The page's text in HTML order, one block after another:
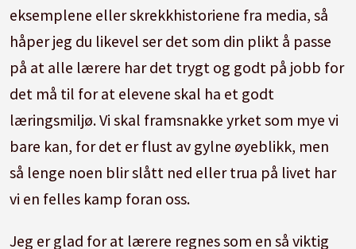
eksemplene eller skrekkhistoriene fra media, så
håper jeg du likevel ser det som din plikt å passe
på at alle lærere har det trygt og godt på jobb for
det må til for at elevene skal ha et godt
læringsmiljø. Vi skal framsnakke yrket som mye vi
bare kan, for det er flust av gylne øyeblikk, men
så lenge noen blir slått ned eller trua på livet har
vi en felles kamp foran oss.
Jeg er glad for at lærere regnes som en så viktig